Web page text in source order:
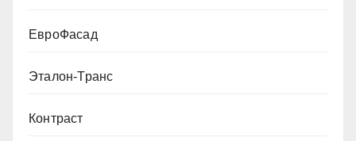
ЕвроФасад
Эталон-Транс
Контраст